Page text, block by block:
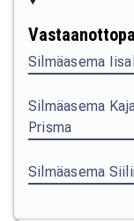
Silmäasema
Silmäasema
Prisma
Silmäasema